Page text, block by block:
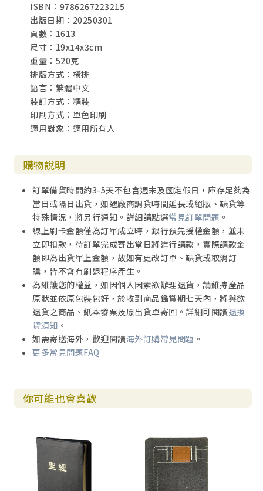
ISBN：9786267223215
出版日期：20250301
頁數：1613
尺寸：19x14x3cm
重量：520克
排版方式：橫排
語言：繁體中文
裝訂方式：精裝
印刷方式：單色印刷
適用對象：適用所有人
購物說明
訂單備貨時間約3-5天不包含週末及國定假日，庫存足夠為
當日或隔日出貨，如遇廠商調貨時間延長或絕版、缺貨等
特殊情況，將另行通知。詳細請點選常見訂單問題 。
線上刷卡金額僅為訂單成立時，銀行預先授權金額，並未
立即扣款，待訂單完成寄出當日將進行請款，實際請款金
額即為出貨單上金額，故如有更改訂單、缺貨或取消訂
購，皆不會有刷退程序產生。
為維護您的權益，如因個人因素欲辦理退貨，請維持產品
原狀並依原包裝包好，於收到商品鑑賞期七天內，將與欲
退貨之商品、紙本發票及原出貨單寄回。詳細可閱讀退換
貨須知 。
如需寄送海外，歡迎閱讀海外訂購常見問題 。
更多常見問題FAQ
你可能也會喜歡